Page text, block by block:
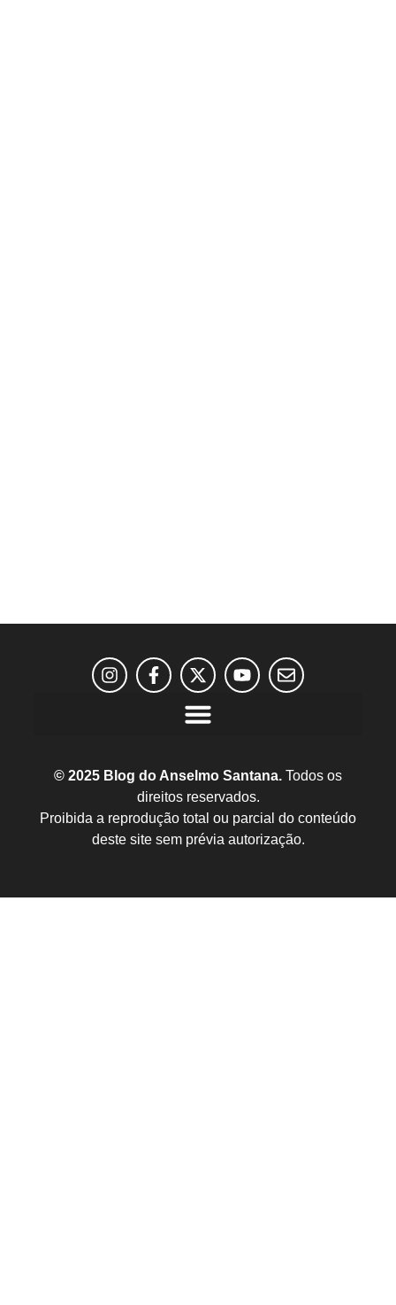
© 2025 Blog do Anselmo Santana. Todos os
direitos reservados.
Proibida a reprodução total ou parcial do conteúdo
deste site sem prévia autorização.